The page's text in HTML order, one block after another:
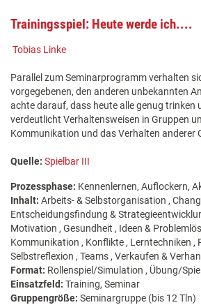
Trainingsspiel: Heute werde ich....
Tobias Linke
Parallel zum Seminarprogramm verhalten
vorgegebenen, den anderen unbekannten
achte darauf, dass heute alle genug trinken
verdeutlicht Verhaltensweisen in Gruppen
Kommunikation und das Verhalten anderer
Quelle: Spielbar III
Prozessphase: Kennenlernen, Auflockern,
Inhalt: Arbeits- & Selbstorganisation ,
Entscheidungsfindung &
Motivation , Gesundheit , Ideen &
Kommunikation , Konflikte , Lerntechniken ,
Selbstreflexion , Teams , Verkaufen &
Format: Rollenspiel/Simulation , Übung/Spiel
Einsatzfeld: Training, Seminar
Gruppengröße: Seminargruppe (bis 12 Tln)